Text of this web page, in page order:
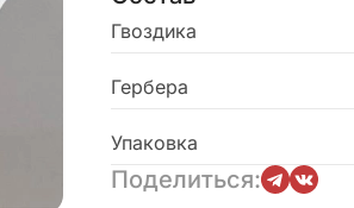
приносят радость и
природе.
душистая маттиола,
гармоничную
восходящего солнца.
выражения самых
Гвоздика
Гербера
Упаковка
Поделиться: